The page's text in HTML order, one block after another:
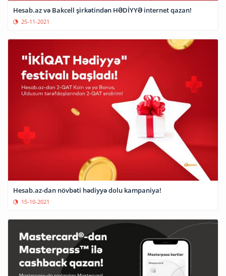
Hesab.az və Bakcell şirkətindən HƏDİYYƏ internet qazan!
25-11-2021
Hesab.az-dan növbəti hədiyyə dolu kampaniya!
15-10-2021